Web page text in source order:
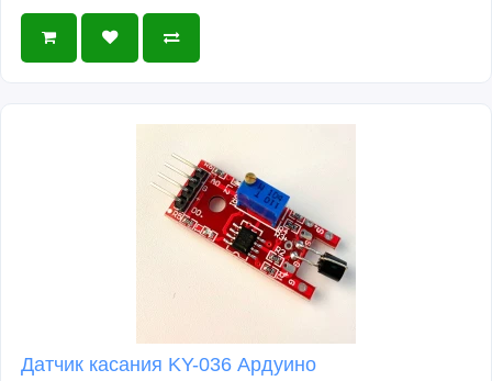
Датчик касания KY-036 Ардуино